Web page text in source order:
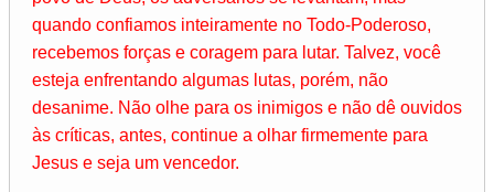
quando confiamos inteiramente no Todo-Poderoso,
recebemos forças e coragem para lutar. Talvez, você
esteja enfrentando algumas lutas, porém, não
desanime. Não olhe para os inimigos e não dê ouvidos
às críticas, antes, continue a olhar firmemente para
Jesus e seja um vencedor.